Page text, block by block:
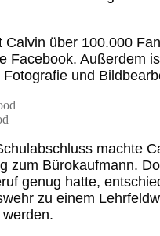
Calvin über 100.000
Facebook. Außerdem
Fotografie und
machte
zum Bürokaufmann.
genug hatte,
zu einem